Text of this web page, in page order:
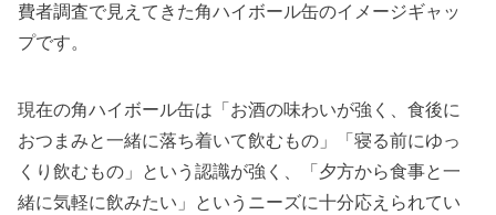
費者調査で見えてきた角ハイボール缶のイメージギャッ
プです。
現在の角ハイボール缶は「お酒の味わいが強く、食後に
おつまみと一緒に落ち着いて飲むもの」「寝る前にゆっ
くり飲むもの」という認識が強く、「夕方から食事と一
緒に気軽に飲みたい」というニーズに十分応えられてい